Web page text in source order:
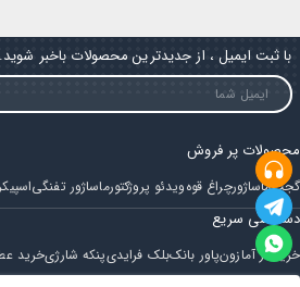
با ثبت ایمیل ، از جدیدترین محصولات باخبر شوید.
محصولات پر فروش
گجتماساژورچراغ قوهویدئو پروژکتورماساژور تفنگیاسپیکر
دسترسی سریع
خرید از آمازونپاور بانکبلک فرایدیپنکه شارژیخرید